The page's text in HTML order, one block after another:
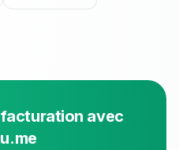
avec